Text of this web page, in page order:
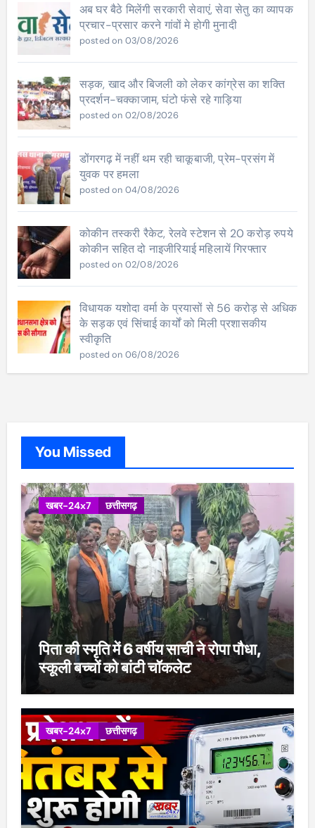
अब घर बैठे मिलेंगी सरकारी सेवाएं, सेवा सेतु का व्यापक
प्रचार-प्रसार करने गांवों मे होगी मुनादी
posted on 03/08/2026
सड़क, खाद और बिजली को लेकर कांग्रेस का शक्ति
प्रदर्शन-चक्काजाम, घंटो फंसे रहे गाड़िया
posted on 02/08/2026
डोंगरगढ़ में नहीं थम रही चाकूबाजी, प्रेम-प्रसंग में
युवक पर हमला
posted on 04/08/2026
कोकीन तस्करी रैकेट, रेलवे स्टेशन से 20 करोड़ रुपये
कोकीन सहित दो नाइजीरियाई महिलायें गिरफ्तार
posted on 02/08/2026
विधायक यशोदा वर्मा के प्रयासों से 56 करोड़ से अधिक
के सड़क एवं सिंचाई कार्यों को मिली प्रशासकीय
स्वीकृति
posted on 06/08/2026
You Missed
खबर-24x7 छत्तीसगढ़
पिता की स्मृति में 6 वर्षीय साची ने रोपा पौधा,
स्कूली बच्चों को बांटी चॉकलेट
खबर-24x7 छत्तीसगढ़